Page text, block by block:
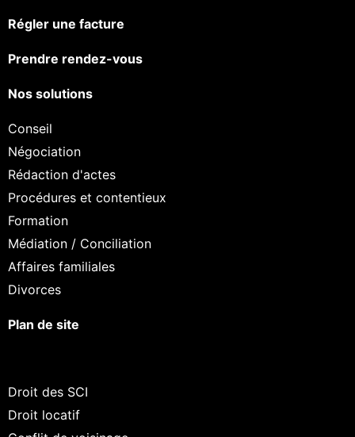
Régler une facture
Prendre rendez-vous
Nos solutions
Conseil
Négociation
Rédaction d'actes
Procédures et contentieux
Formation
Médiation / Conciliation
Affaires familiales
Divorces
Plan de site
Droit des SCI
Droit locatif